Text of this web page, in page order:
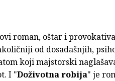
roman, oštar i
od dosadašnjih,
koji majstorski
I "Doživotna robija" je